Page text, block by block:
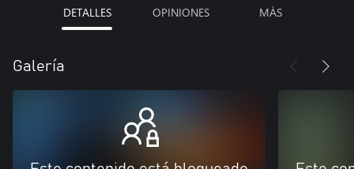
DETALLES OPINIONES MÁS
Galería